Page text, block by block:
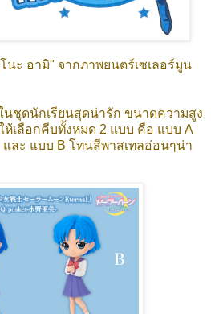
นะ อามิ" จากภาพยนตร์เซเลอร์มูน
นชุดนักเรียนสุดน่ารัก ขนาดความสูง
ห้เลือกคีบทั้งหมด 2 แบบ คือ แบบ A
และ แบบ B โทนสีพาสเทลอ่อนๆน่า